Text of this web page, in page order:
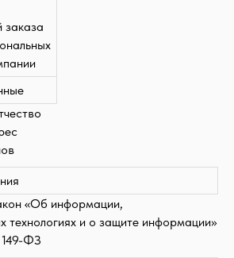
заказа
«Об информации,
технологиях и о защите информации»
ФЗ